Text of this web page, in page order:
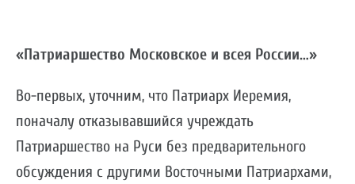
«Патриаршество Московское и всея России…»
Во-первых, уточним, что Патриарх Иеремия,
поначалу отказывавшийся учреждать
Патриаршество на Руси без предварительного
обсуждения с другими Восточными Патриархами,